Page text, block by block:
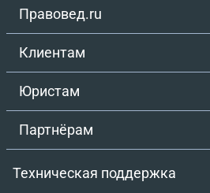
Правовед.ru
Клиентам
Юристам
Партнёрам
Техническая поддержка